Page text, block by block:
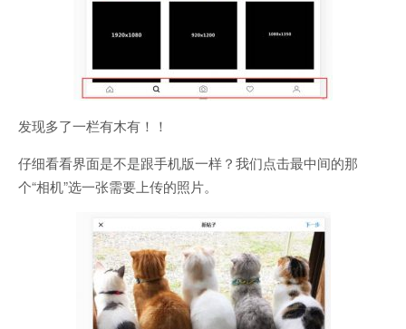
发现多了一栏有木有！！
仔细看看界面是不是跟手机版一样？我们点击最中间的那
个“相机”选一张需要上传的照片。